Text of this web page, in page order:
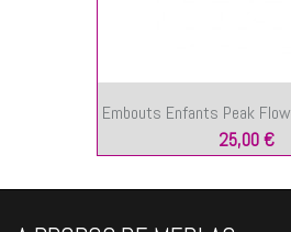
Embouts Enfants Peak
25,00 €